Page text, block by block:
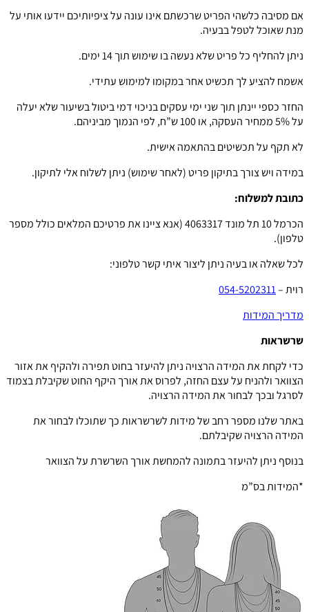
אם מסיבה כלשהי הפריט שרכשתם אינו עונה על ציפיותיכם יידעו אותי על
מנת שאוכל לטפל בבעיה.
ניתן להחליף כל פריט שלא נעשה בו שימוש תוך 14 ימים.
אשמח להציע לך תכשיט אחר במקומו למימוש עתידי.
החזר כספי יינתן תוך שני ימי עסקים בניכוי דמי ביטול בשיעור שלא יעלה
על 5% ממחיר העסקה, או 100 ש”ח, לפי הנמוך מביניהם.
לא תקף על תכשיטים בהתאמה אישית.
במידה ויש צורך בתיקון פריט (לאחר שימוש) ניתן לשלוח אלי לתיקון.
כתובת למשלוח:
הכרמל 10 תל מונד 4063317 (אנא ציינו את פרטיכם המלאים כולל מספר
טלפון).
לכל שאלה או בעיה ניתן ליצור איתי קשר טלפוני:
רוית –054-5202311
מדריך המידות
שרשראות
כדי לקחת את המידה הרצויה ניתן להיעזר בחוט תפירה ולהקיף את אזור
הצוואר ולהניח על עצם החזה, לפרוס את אורך היקף החוט שקיבלת בצמוד
לסרגל ובכך לבחור את המידה הרצויה.
באתר שלנו מספר רחב של מידות לשרשראות כך שתוכלו לבחור את
המידה הרצויה שקיבלתם.
בנוסף ניתן להיעזר בתמונה להמחשת אורך השרשרת על הצוואר
*המידות בס”מ